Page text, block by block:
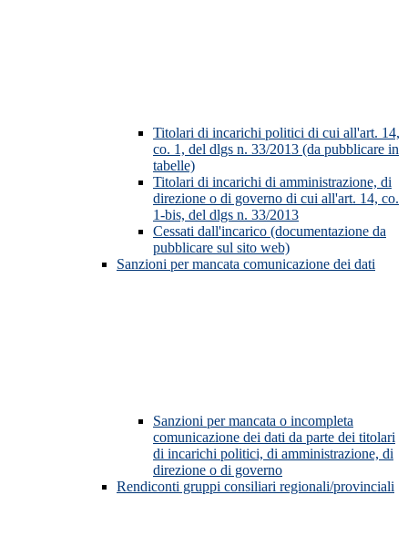
Titolari di incarichi politici di cui all'art. 14,
co. 1, del dlgs n. 33/2013 (da pubblicare in
tabelle)
Titolari di incarichi di amministrazione, di
direzione o di governo di cui all'art. 14, co.
1-bis, del dlgs n. 33/2013
Cessati dall'incarico (documentazione da
pubblicare sul sito web)
Sanzioni per mancata comunicazione dei dati
Sanzioni per mancata o incompleta
comunicazione dei dati da parte dei titolari
di incarichi politici, di amministrazione, di
direzione o di governo
Rendiconti gruppi consiliari regionali/provinciali